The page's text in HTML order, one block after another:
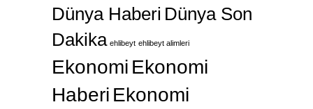
Dünya Haberi Dünya Son
Dakika ehlibeyt ehlibeyt alimleri
Ekonomi Ekonomi
Haberi Ekonomi